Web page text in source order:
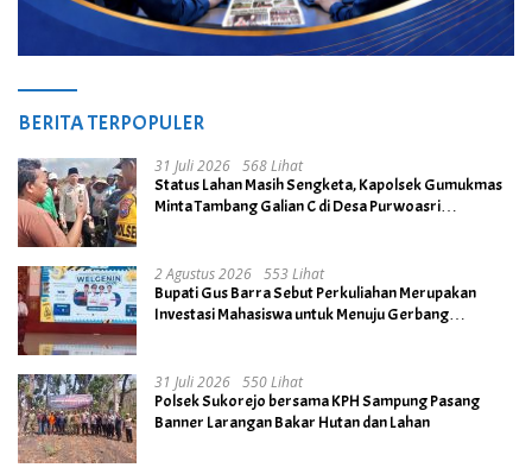
BERITA TERPOPULER
31 Juli 2026 568 Lihat
Status Lahan Masih Sengketa, Kapolsek Gumukmas
Minta Tambang Galian C di Desa Purwoasri
2 Agustus 2026 553 Lihat
Bupati Gus Barra Sebut Perkuliahan Merupakan
Investasi Mahasiswa untuk Menuju Gerbang
31 Juli 2026 550 Lihat
Polsek Sukorejo bersama KPH Sampung Pasang
Banner Larangan Bakar Hutan dan Lahan